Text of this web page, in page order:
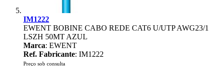
IM1222
EWENT BOBINE CABO REDE CAT6 U/UTP AWG23/1
LSZH 50MT AZUL
Marca: EWENT
Ref. Fabricante: IM1222
Preço sob consulta